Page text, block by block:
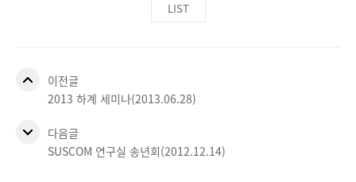
LIST
이전글
2013 하계 세미나(2013.06.28)
다음글
SUSCOM 연구실 송년회(2012.12.14)